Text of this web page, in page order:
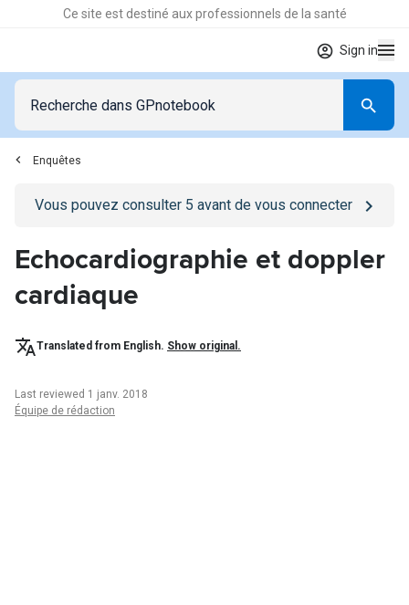
Ce site est destiné aux professionnels de la santé
Sign in
Enquêtes
Go to/se-connecterpage
Vous pouvez consulter 5 avant de vous connecter
Echocardiographie et doppler
cardiaque
Translated from English. Show original.
Last reviewed 1 janv. 2018
Équipe de rédaction